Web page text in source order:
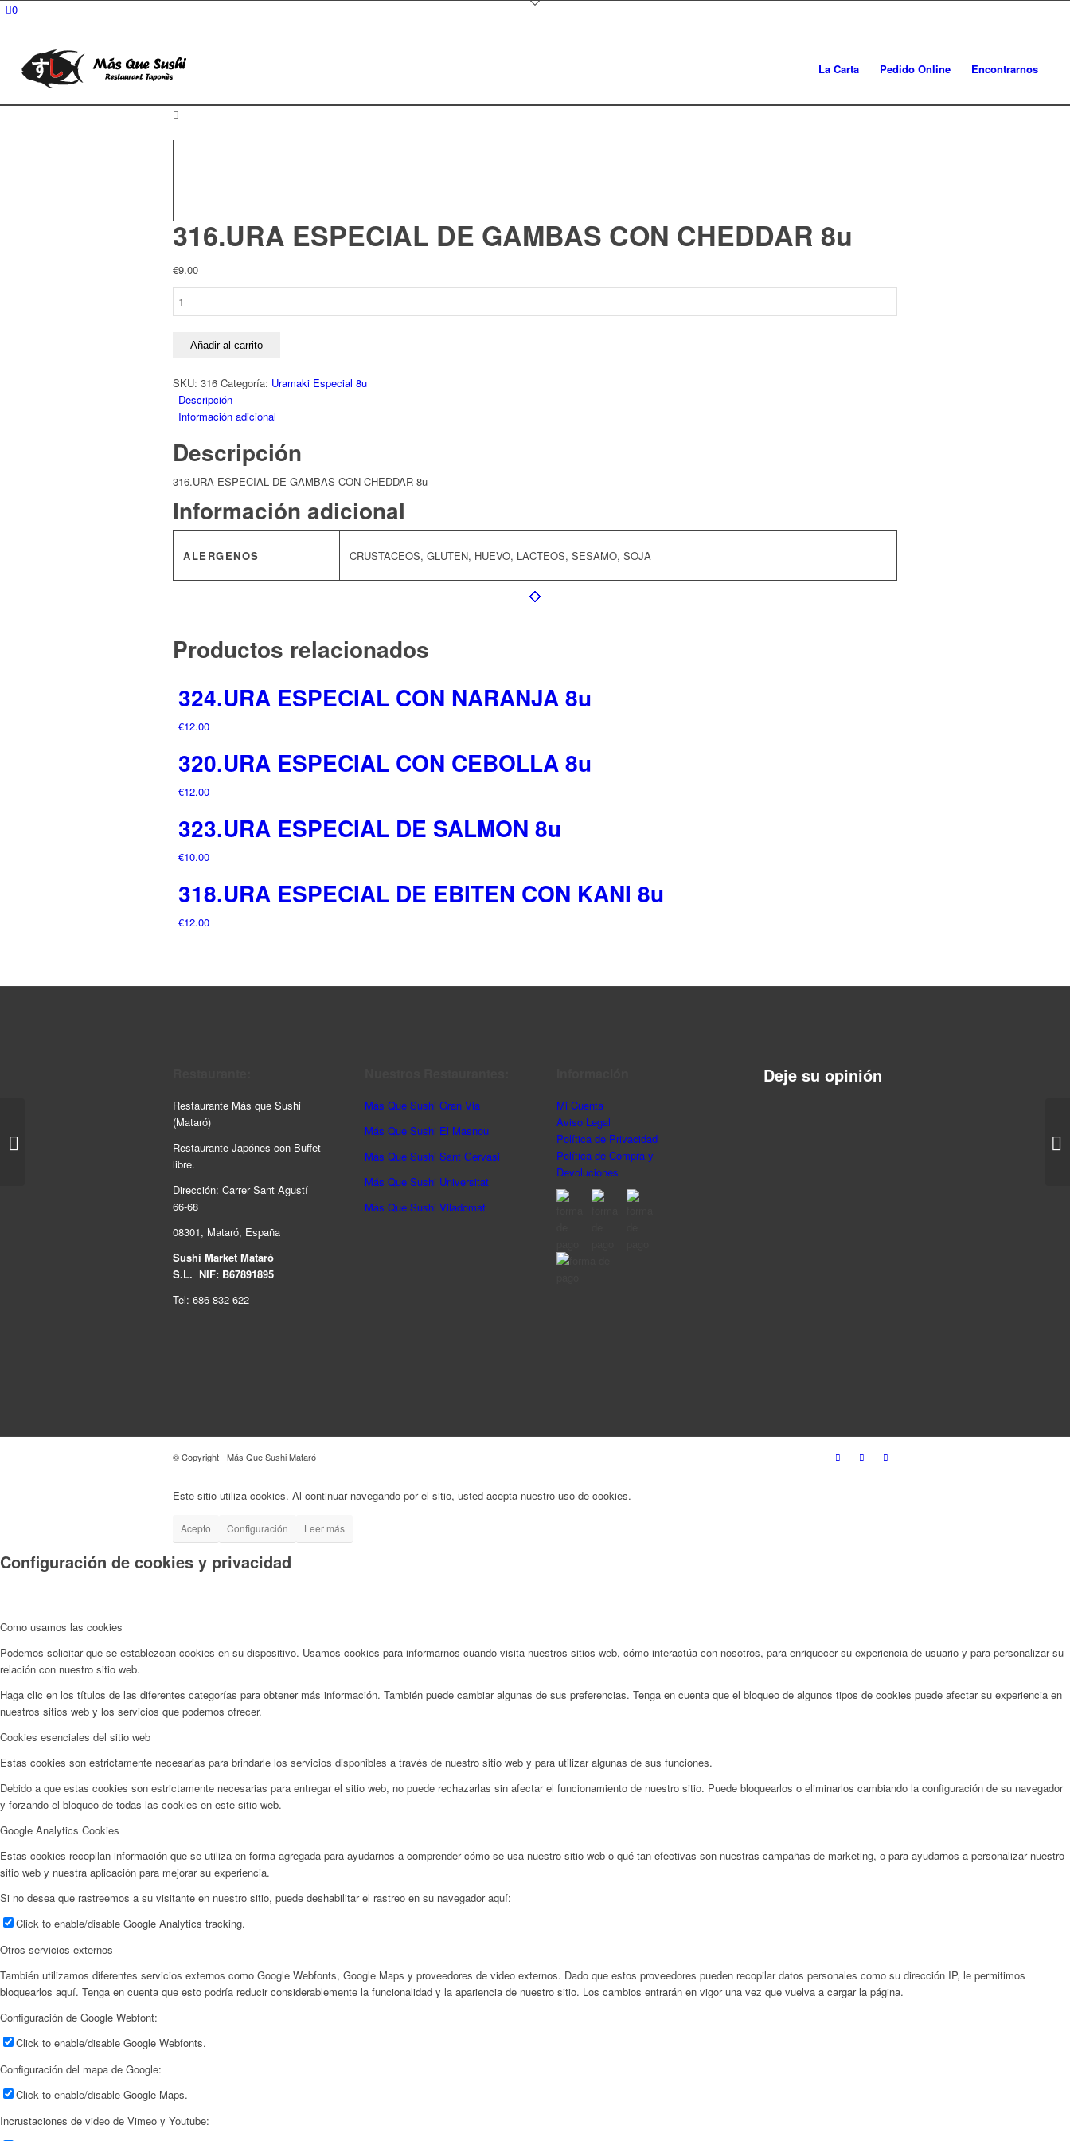
0
La Carta Pedido Online Encontrarnos
316.URA ESPECIAL DE GAMBAS CON CHEDDAR 8u
€9.00
GAMBAS
CHEDDAR
8u
cantidad
Añadir al carrito
SKU: 316 Categoría: Uramaki Especial 8u
Descripción
Información adicional
Descripción
316.URA ESPECIAL DE GAMBAS CON CHEDDAR 8u
Información adicional
ALERGENOS CRUSTACEOS, GLUTEN, HUEVO, LACTEOS, SESAMO, SOJA
Productos relacionados
324.URA ESPECIAL CON NARANJA 8u
€12.00
320.URA ESPECIAL CON CEBOLLA 8u
€12.00
323.URA ESPECIAL DE SALMON 8u
€10.00
318.URA ESPECIAL DE EBITEN CON KANI 8u
€12.00
Restaurante Más que Sushi
(Mataró)
Restaurante Japónes con Buffet
libre.
Dirección: Carrer Sant Agustí
66-68
08301, Mataró, España
Sushi Market Mataró
S.L. NIF: B67891895
Tel: 686 832 622
Más Que Sushi Gran Via
Más Que Sushi El Masnou
Más Que Sushi Sant Gervasi
Más Que Sushi Universitat
Más Que Sushi Viladomat
Mi Cuenta
Aviso Legal
Política de Privacidad
Política de Compra y
Devoluciones
Deje su opinión
© Copyright - Más Que Sushi Mataró
Este sitio utiliza cookies. Al continuar navegando por el sitio, usted acepta nuestro uso de cookies.
Acepto Configuración Leer más
Configuración de cookies y privacidad
Como usamos las cookies
Podemos solicitar que se establezcan cookies en su dispositivo. Usamos cookies para informarnos cuando visita nuestros sitios web, cómo interactúa con nosotros, para enriquecer su experiencia de usuario y para personalizar su
relación con nuestro sitio web.
Haga clic en los títulos de las diferentes categorías para obtener más información. También puede cambiar algunas de sus preferencias. Tenga en cuenta que el bloqueo de algunos tipos de cookies puede afectar su experiencia en
nuestros sitios web y los servicios que podemos ofrecer.
Cookies esenciales del sitio web
Estas cookies son estrictamente necesarias para brindarle los servicios disponibles a través de nuestro sitio web y para utilizar algunas de sus funciones.
Debido a que estas cookies son estrictamente necesarias para entregar el sitio web, no puede rechazarlas sin afectar el funcionamiento de nuestro sitio. Puede bloquearlos o eliminarlos cambiando la configuración de su navegador
y forzando el bloqueo de todas las cookies en este sitio web.
Google Analytics Cookies
Estas cookies recopilan información que se utiliza en forma agregada para ayudarnos a comprender cómo se usa nuestro sitio web o qué tan efectivas son nuestras campañas de marketing, o para ayudarnos a personalizar nuestro
sitio web y nuestra aplicación para mejorar su experiencia.
Si no desea que rastreemos a su visitante en nuestro sitio, puede deshabilitar el rastreo en su navegador aquí:
Click to enable/disable Google Analytics tracking.
Otros servicios externos
También utilizamos diferentes servicios externos como Google Webfonts, Google Maps y proveedores de video externos. Dado que estos proveedores pueden recopilar datos personales como su dirección IP, le permitimos
bloquearlos aquí. Tenga en cuenta que esto podría reducir considerablemente la funcionalidad y la apariencia de nuestro sitio. Los cambios entrarán en vigor una vez que vuelva a cargar la página.
Configuración de Google Webfont:
Click to enable/disable Google Webfonts.
Configuración del mapa de Google:
Click to enable/disable Google Maps.
Incrustaciones de video de Vimeo y Youtube: